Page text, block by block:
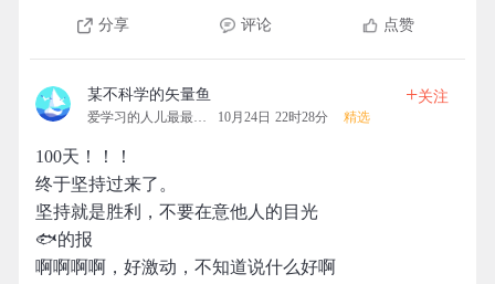
分享 评论 点赞
某不科学的矢量鱼
爱学习的人儿最最可爱 10月24日 22时28分 精选
+关注
100天！！！
终于坚持过来了。
坚持就是胜利，不要在意他人的目光
🐟的报
啊啊啊啊，好激动，不知道说什么好啊